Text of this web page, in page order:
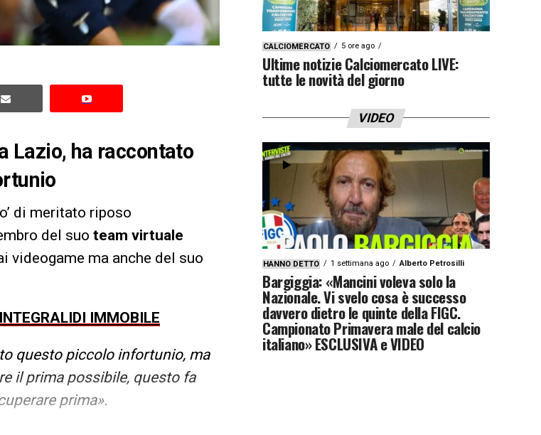
Lazio, ha raccontato
di meritato riposo
del suo team virtuale
videogame ma anche del suo
IMMOBILE
questo piccolo infortunio, ma
il prima possibile, questo fa
prima».
CALCIOMERCATO 5 ore ago
Ultime notizie Calciomercato LIVE:
tutte le novità del giorno
VIDEO
HANNO DETTO 1 settimana ago Alberto Petrosilli
Bargiggia: «Mancini voleva solo la
Nazionale. Vi svelo cosa è successo
davvero dietro le quinte della FIGC.
Campionato Primavera male del calcio
italiano» ESCLUSIVA e VIDEO